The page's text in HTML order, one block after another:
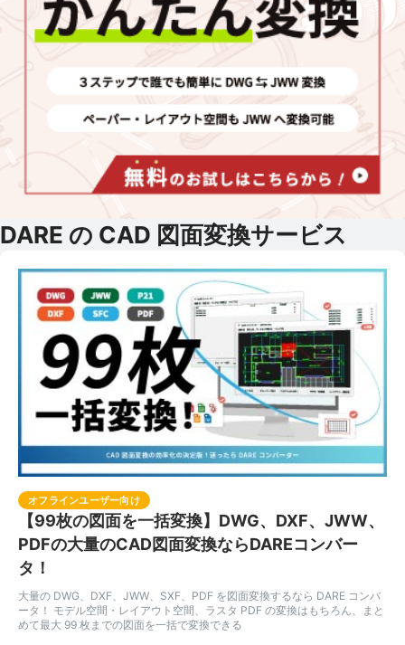
DARE の CAD 図面変換サービス
オフラインユーザー向け
【99枚の図面を一括変換】DWG、DXF、JWW、
PDFの大量のCAD図面変換ならDAREコンバー
タ！
大量の DWG、DXF、JWW、SXF、PDF を図面変換するなら DARE コンバ
ータ！ モデル空間・レイアウト空間、ラスタ PDF の変換はもちろん、まと
めて最大 99 枚までの図面を一括で変換できる